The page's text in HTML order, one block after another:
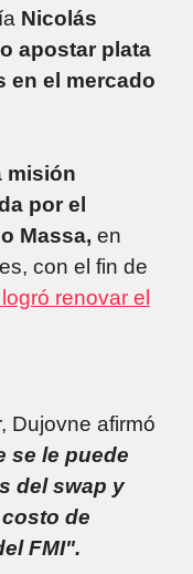
Nicolás
apostar plata
en el mercado
misión
por el
Massa, en
con el fin de
renovar el
Dujovne afirmó
se le puede
del swap y
de
FMI".